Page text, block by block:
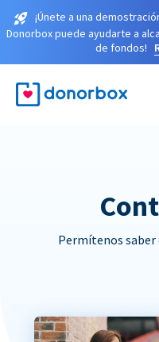
¡Únete a una
Donorbox puede ayudarte a
de fondos!
Permítenos saber